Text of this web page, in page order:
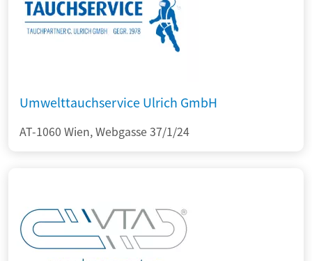
Umwelttauchservice Ulrich GmbH
AT-1060 Wien, Webgasse 37/1/24